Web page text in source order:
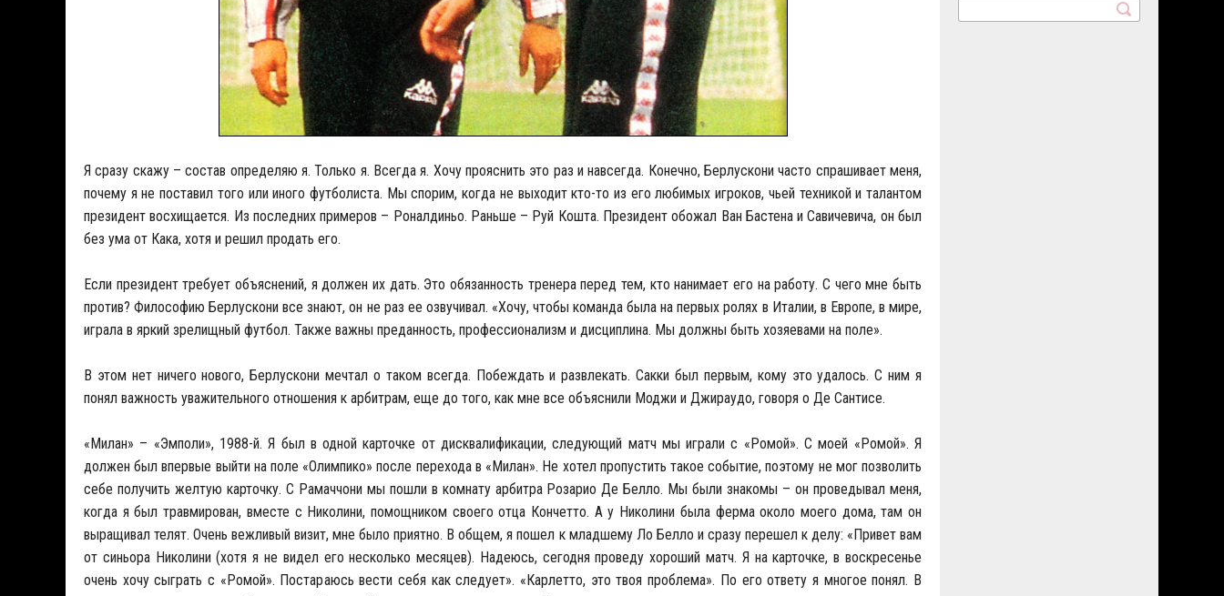
Я сразу скажу – состав определяю я. Только я. Всегда я. Хочу прояснить это раз и навсегда. Конечно, Берлускони часто спрашивает меня,
почему я не поставил того или иного футболиста. Мы спорим, когда не выходит кто-то из его любимых игроков, чьей техникой и талантом
президент восхищается. Из последних примеров – Роналдиньо. Раньше – Руй Кошта. Президент обожал Ван Бастена и Савичевича, он был
без ума от Кака, хотя и решил продать его.
Если президент требует объяснений, я должен их дать. Это обязанность тренера перед тем, кто нанимает его на работу. С чего мне быть
против? Философию Берлускони все знают, он не раз ее озвучивал. «Хочу, чтобы команда была на первых ролях в Италии, в Европе, в мире,
играла в яркий зрелищный футбол. Также важны преданность, профессионализм и дисциплина. Мы должны быть хозяевами на поле».
В этом нет ничего нового, Берлускони мечтал о таком всегда. Побеждать и развлекать. Сакки был первым, кому это удалось. С ним я
понял важность уважительного отношения к арбитрам, еще до того, как мне все объяснили Моджи и Джираудо, говоря о Де Сантисе.
«Милан» – «Эмполи», 1988-й. Я был в одной карточке от дисквалификации, следующий матч мы играли с «Ромой». С моей «Ромой». Я
должен был впервые выйти на поле «Олимпико» после перехода в «Милан». Не хотел пропустить такое событие, поэтому не мог позволить
себе получить желтую карточку. С Рамаччони мы пошли в комнату арбитра Розарио Де Белло. Мы были знакомы – он проведывал меня,
когда я был травмирован, вместе с Николини, помощником своего отца Кончетто. А у Николини была ферма около моего дома, там он
выращивал телят. Очень вежливый визит, мне было приятно. В общем, я пошел к младшему Ло Белло и сразу перешел к делу: «Привет вам
от синьора Николини (хотя я не видел его несколько месяцев). Надеюсь, сегодня проведу хороший матч. Я на карточке, в воскресенье
очень хочу сыграть с «Ромой». Постараюсь вести себя как следует». «Карлетто, это твоя проблема». По его ответу я многое понял. В